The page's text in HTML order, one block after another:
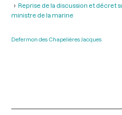
Reprise de la discussion et décret
ministre de la marine
Defermon des Chapelières Jacques